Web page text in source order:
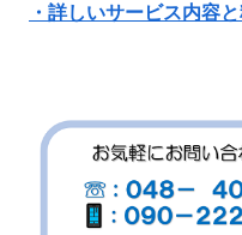
・詳しいサービス内容